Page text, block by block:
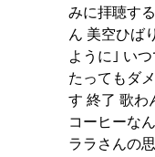
みに拝聴す
ん 美空ひば
ように｣ い
たってもダ
す 終了 歌わ
コーヒーな
ララさんの